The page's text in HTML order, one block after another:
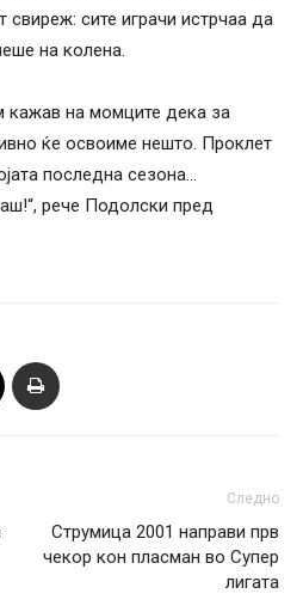
сите играчи истрчаа да
на колена.
кажав на момците дека за
ќе освоиме нешто. Проклет
последна сезона…
рече Подолски пред
Следно
Струмица 2001 направи прв
чекор кон пласман во Супер
лигата